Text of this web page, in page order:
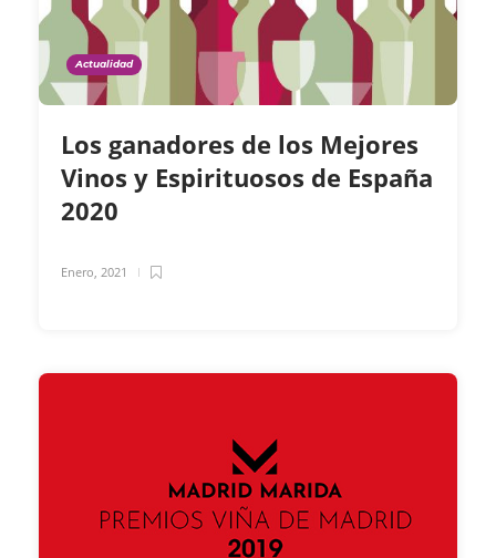
Actualidad
Los ganadores de los Mejores
Vinos y Espirituosos de España
2020
Enero, 2021